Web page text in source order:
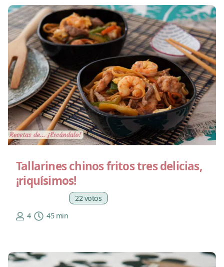
Tallarines chinos fritos tres delicias,
¡riquísimos!
22 votos
4
45 min